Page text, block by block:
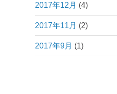
2017年12月 (4)
2017年11月 (2)
2017年9月 (1)